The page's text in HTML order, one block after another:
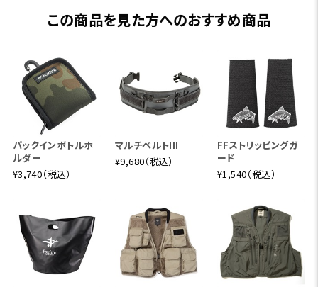
この商品を見た方へのおすすめ商品
パックインボトルホ
ルダー
¥3,740（税込）
マルチベルトIII
¥9,680（税込）
FFストリッピングガ
ード
¥1,540（税込）